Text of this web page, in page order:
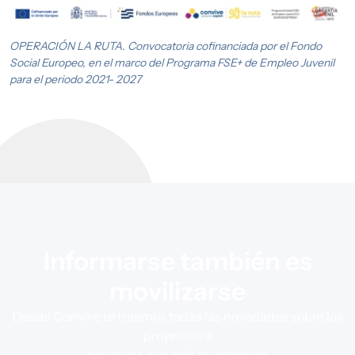
Imagen
OPERACIÓN LA RUTA. Convocatoria cofinanciada por el Fondo
Social Europeo, en el marco del Programa FSE+ de Empleo Juvenil
para el periodo 2021- 2027